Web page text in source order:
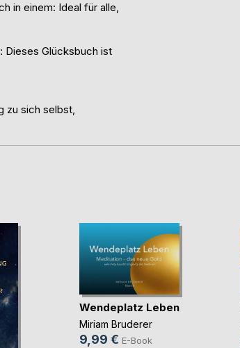
in einem: Ideal für alle,
Dieses Glücksbuch ist
zu sich selbst,
Wendeplatz Leben
Miriam Bruderer
9,99 € E-Book